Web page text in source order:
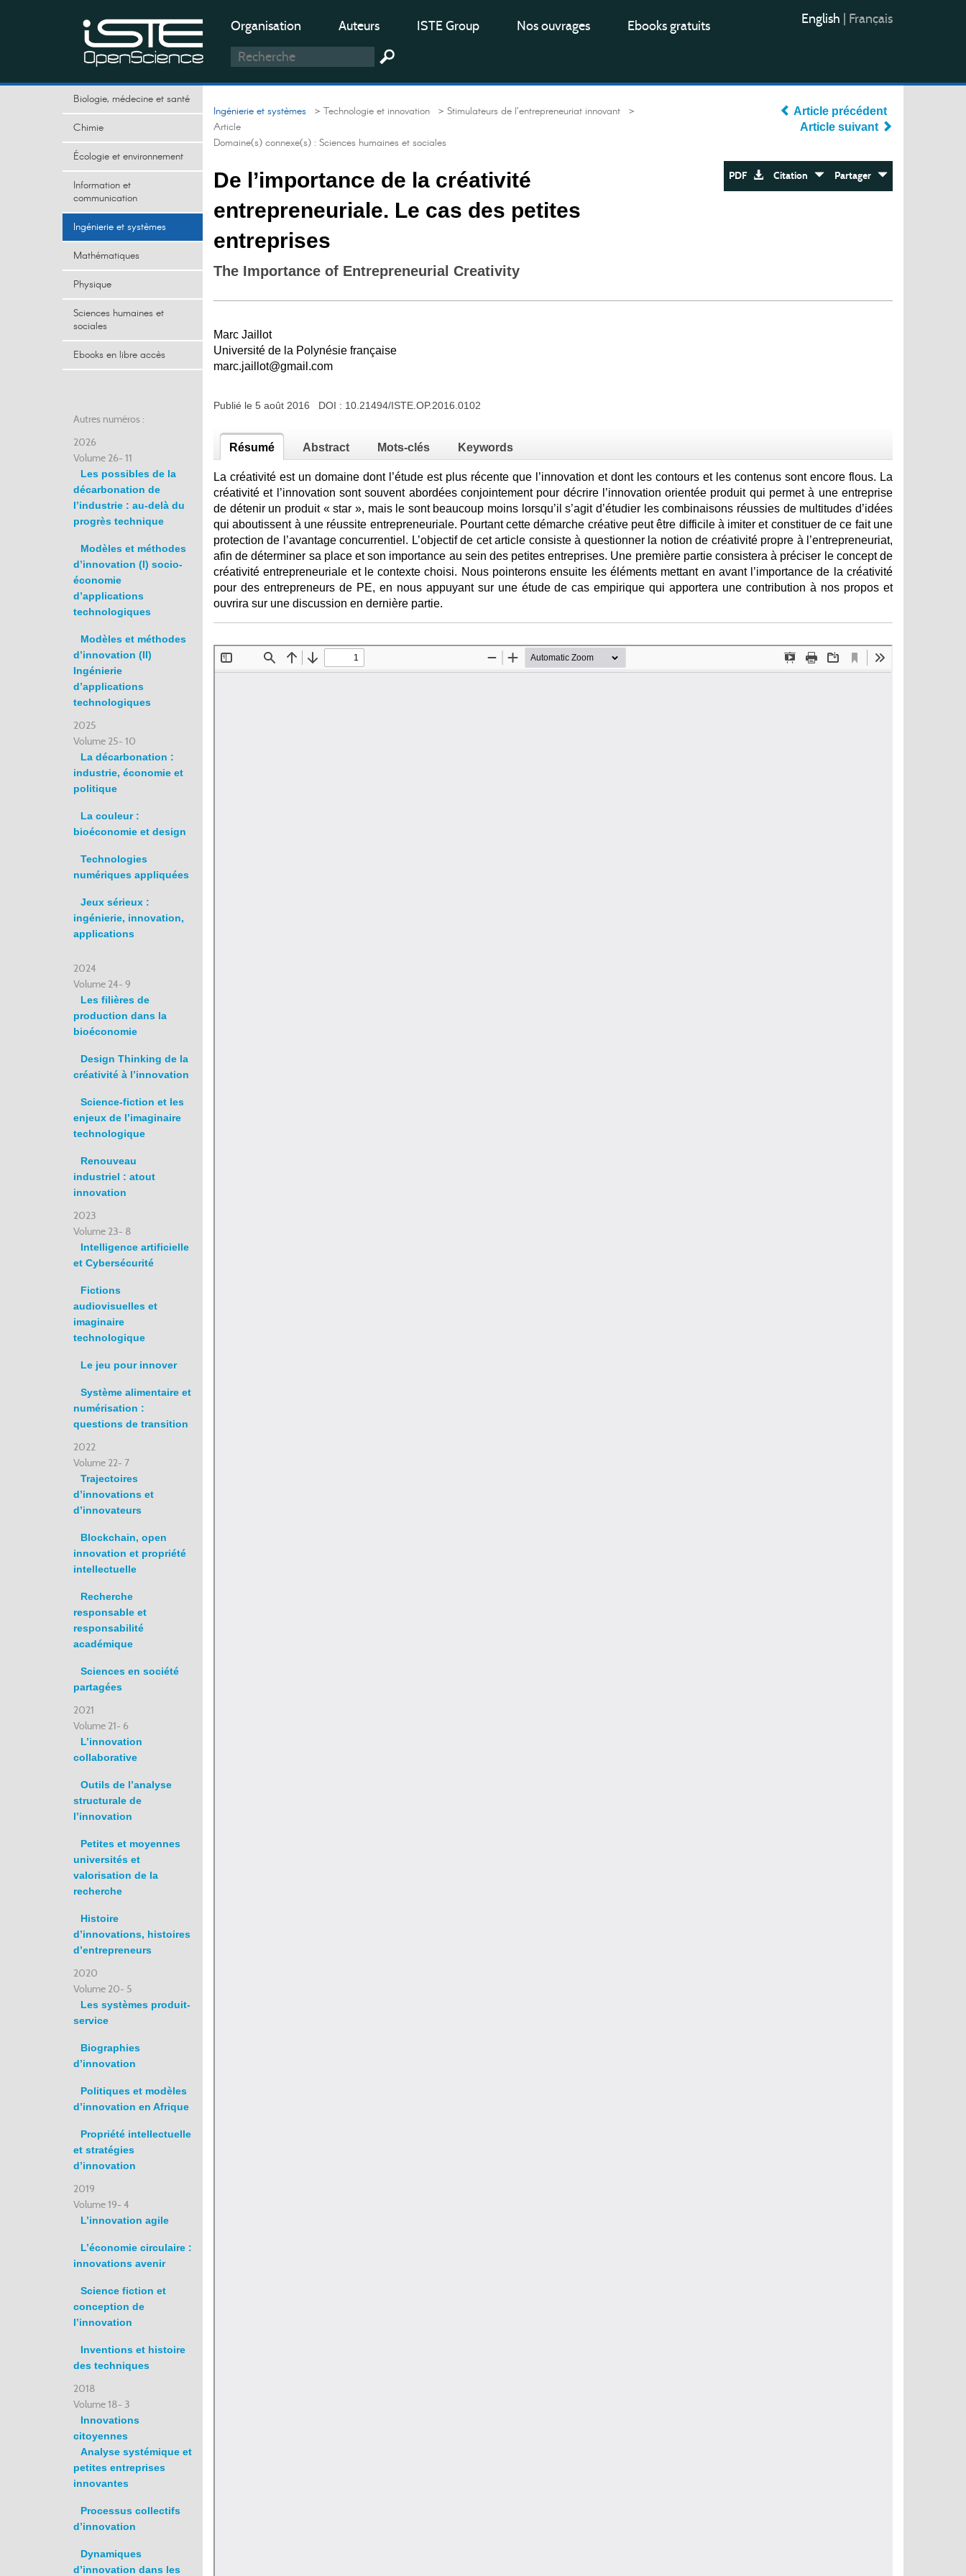
Organisation Auteurs ISTE Group Nos ouvrages Ebooks gratuits English Français
Biologie, médecine et santé
Chimie
Écologie et environnement
Information et
communication
Ingénierie et systèmes
Mathématiques
Physique
Sciences humaines et
sociales
Ebooks en libre accès
Autres numéros :
2026
Volume 26- 11
Les possibles de la
décarbonation de
l’industrie : au-delà du
progrès technique
Modèles et méthodes
d’innovation (I) socio-
économie
d’applications
technologiques
Modèles et méthodes
d’innovation (II)
Ingénierie
d’applications
technologiques
2025
Volume 25- 10
La décarbonation :
industrie, économie et
politique
La couleur :
bioéconomie et design
Technologies
numériques appliquées
Jeux sérieux :
ingénierie, innovation,
applications
2024
Volume 24- 9
Les filières de
production dans la
bioéconomie
Design Thinking de la
créativité à l’innovation
Science-fiction et les
enjeux de l’imaginaire
technologique
Renouveau
industriel : atout
innovation
2023
Volume 23- 8
Intelligence artificielle
et Cybersécurité
Fictions
audiovisuelles et
imaginaire
technologique
Le jeu pour innover
Système alimentaire et
numérisation :
questions de transition
2022
Volume 22- 7
Trajectoires
d’innovations et
d’innovateurs
Blockchain, open
innovation et propriété
intellectuelle
Recherche
responsable et
responsabilité
académique
Sciences en société
partagées
2021
Volume 21- 6
L’innovation
collaborative
Outils de l’analyse
structurale de
l’innovation
Petites et moyennes
universités et
valorisation de la
recherche
Histoire
d’innovations, histoires
d’entrepreneurs
2020
Volume 20- 5
Les systèmes produit-
service
Biographies
d’innovation
Politiques et modèles
d’innovation en Afrique
Propriété intellectuelle
et stratégies
d’innovation
2019
Volume 19- 4
L’innovation agile
L’économie circulaire :
innovations avenir
Science fiction et
conception de
l’innovation
Inventions et histoire
des techniques
2018
Volume 18- 3
Innovations
citoyennes
Analyse systémique et
petites entreprises
innovantes
Processus collectifs
d’innovation
Dynamiques
d’innovation dans les
Ingénierie et systèmes > Technologie et innovation > Stimulateurs de l’entrepreneuriat innovant >
Article
Domaine(s) connexe(s) : Sciences humaines et sociales
De l’importance de la créativité
entrepreneuriale. Le cas des petites
entreprises
The Importance of Entrepreneurial Creativity
Article précédent
Article suivant
PDF Citation Partager
Marc Jaillot
Université de la Polynésie française
marc.jaillot@gmail.com
Publié le 5 août 2016 DOI : 10.21494/ISTE.OP.2016.0102
Résumé Abstract Mots-clés Keywords
La créativité est un domaine dont l’étude est plus récente que l’innovation et dont les contours et les contenus sont encore flous. La
créativité et l’innovation sont souvent abordées conjointement pour décrire l’innovation orientée produit qui permet à une entreprise
de détenir un produit « star », mais le sont beaucoup moins lorsqu’il s’agit d’étudier les combinaisons réussies de multitudes d’idées
qui aboutissent à une réussite entrepreneuriale. Pourtant cette démarche créative peut être difficile à imiter et constituer de ce fait une
protection de l’avantage concurrentiel. L’objectif de cet article consiste à questionner la notion de créativité propre à l’entrepreneuriat,
afin de déterminer sa place et son importance au sein des petites entreprises. Une première partie consistera à préciser le concept de
créativité entrepreneuriale et le contexte choisi. Nous pointerons ensuite les éléments mettant en avant l’importance de la créativité
pour des entrepreneurs de PE, en nous appuyant sur une étude de cas empirique qui apportera une contribution à nos propos et
ouvrira sur une discussion en dernière partie.